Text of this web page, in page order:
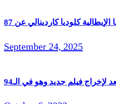
September 24, 2025
فيلم جديد وهو في الـ94